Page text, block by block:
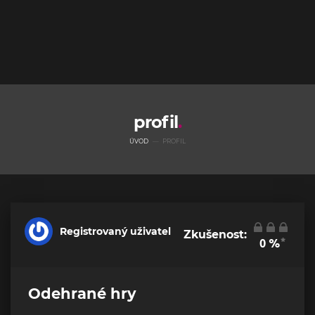
profil
ÚVOD PROFIL
Registrovaný uživatel Zkušenost:
0%*
Odehrané hry